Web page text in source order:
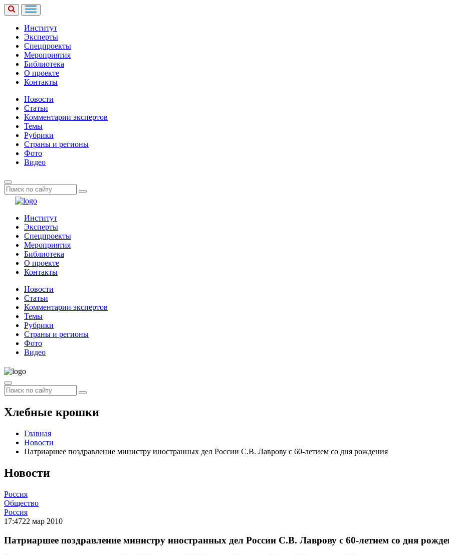
Институт
Эксперты
Спецпроекты
Мероприятия
Библиотека
О проекте
Контакты
Новости
Статьи
Комментарии экспертов
Темы
Рубрики
Страны и регионы
Фото
Видео
Институт
Эксперты
Спецпроекты
Мероприятия
Библиотека
О проекте
Контакты
Новости
Статьи
Комментарии экспертов
Темы
Рубрики
Страны и регионы
Фото
Видео
Хлебные крошки
Главная
Новости
Патриаршее поздравление министру иностранных дел России С.В. Лаврову с 60-летием со дня рождения
Новости
Россия
Общество
Россия
17:4722 мар 2010
Патриаршее поздравление министру иностранных дел России С.В. Лаврову с 60-летием со дня